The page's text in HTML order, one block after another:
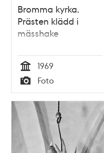
Bromma kyrka.
Prästen klädd i
mässhake
Tid
1969
Typ
Foto